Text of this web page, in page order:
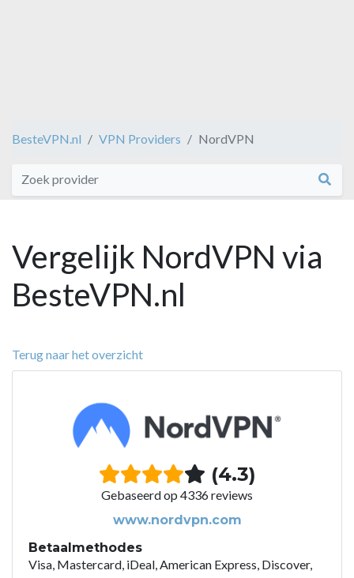
BesteVPN.nl VPN Providers NordVPN
Vergelijk NordVPN via
BesteVPN.nl
Terug naar het overzicht
(4.3)
Gebaseerd op 4336 reviews
www.nordvpn.com
Betaalmethodes
Visa, Mastercard, iDeal, American Express, Discover,